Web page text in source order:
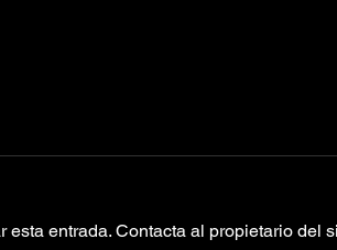
esta entrada. Contacta al propietario del